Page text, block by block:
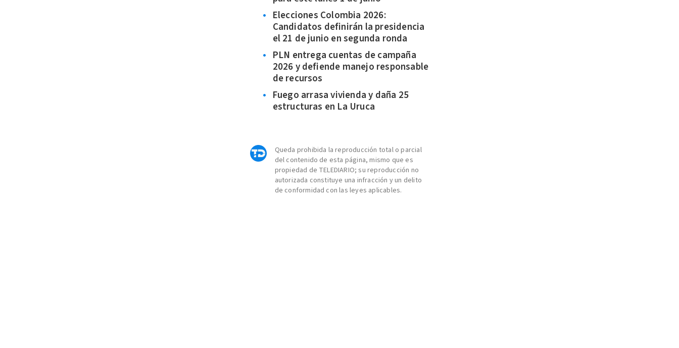
Elecciones Colombia 2026:
Candidatos definirán la presidencia
el 21 de junio en segunda ronda
PLN entrega cuentas de campaña
2026 y defiende manejo responsable
de recursos
Fuego arrasa vivienda y daña 25
estructuras en La Uruca
Queda prohibida la reproducción total o parcial
del contenido de esta página, mismo que es
propiedad de TELEDIARIO; su reproducción no
autorizada constituye una infracción y un delito
de conformidad con las leyes aplicables.